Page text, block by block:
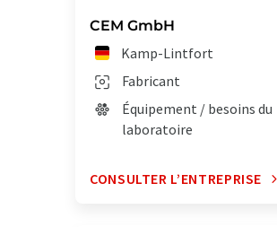
CEM GmbH
Kamp-Lintfort
Fabricant
Équipement / besoins du
laboratoire
CONSULTER L’ENTREPRISE